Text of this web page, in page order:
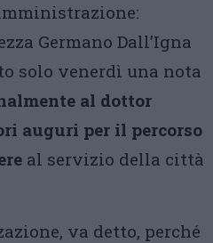
Germano Dall’Igna
solo venerdì una nota
al dottor
auguri per il percorso
al servizio della città
va detto, perché